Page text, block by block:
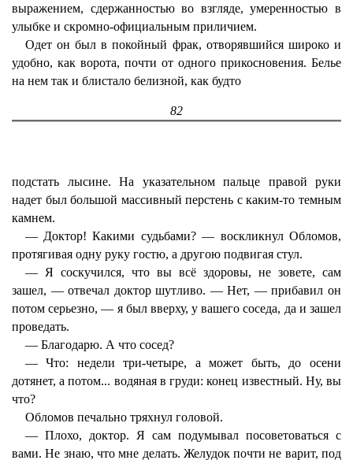
выражением, сдержанностью во взгляде, умеренностью в
улыбке и скромно-официальным приличием.
Одет он был в покойный фрак, отворявшийся широко и
удобно, как ворота, почти от одного прикосновения. Белье
на нем так и блистало белизной, как будто
82
подстать лысине. На указательном пальце правой руки
надет был большой массивный перстень с каким-то темным
камнем.
— Доктор! Какими судьбами? — воскликнул Обломов,
протягивая одну руку гостю, а другою подвигая стул.
— Я соскучился, что вы всё здоровы, не зовете, сам
зашел, — отвечал доктор шутливо. — Нет, — прибавил он
потом серьезно, — я был вверху, у вашего соседа, да и зашел
проведать.
— Благодарю. А что сосед?
— Что: недели три-четыре, а может быть, до осени
дотянет, а потом... водяная в груди: конец известный. Ну, вы
что?
Обломов печально тряхнул головой.
— Плохо, доктор. Я сам подумывал посоветоваться с
вами. Не знаю, что мне делать. Желудок почти не варит, под